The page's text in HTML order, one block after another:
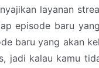
layanan
episode baru
baru yang akan
jadi kalau kamu